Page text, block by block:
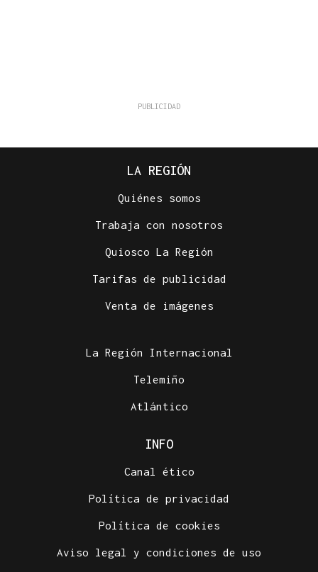
LA REGIÓN
Quiénes somos
Trabaja con nosotros
Quiosco La Región
Tarifas de publicidad
Venta de imágenes
La Región Internacional
Telemiño
Atlántico
INFO
Canal ético
Política de privacidad
Política de cookies
Aviso legal y condiciones de uso